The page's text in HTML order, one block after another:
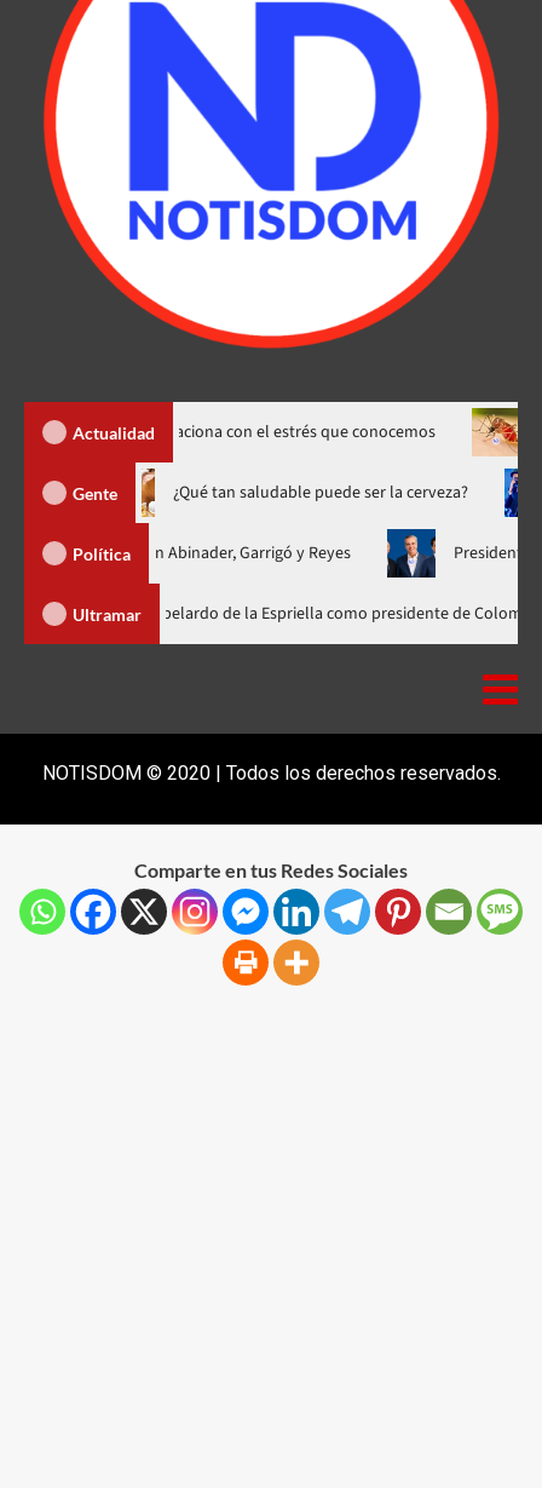
Actualidad
y cómo se relaciona con el estrés que conocemos Dengue
Gente
hasta 20 de agosto ¿Qué tan saludable puede ser la cerveza?
Política
con Abinader, Garrigó y Reyes Presidente
Ultramar
participa en la investidura de Abelardo de la Espriella como presidente
NOTISDOM © 2020 | Todos los derechos reservados.
Comparte en tus Redes Sociales